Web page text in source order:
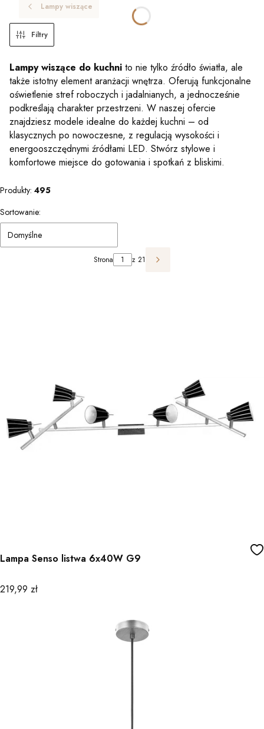
Lampy wiszące
Filtry
Lampy wiszące do kuchni to nie tylko źródło światła, ale
także istotny element aranżacji wnętrza. Oferują funkcjonalne
oświetlenie stref roboczych i jadalnianych, a jednocześnie
podkreślają charakter przestrzeni. W naszej ofercie
znajdziesz modele idealne do każdej kuchni – od
klasycznych po nowoczesne, z regulacją wysokości i
energooszczędnymi źródłami LED. Stwórz stylowe i
komfortowe miejsce do gotowania i spotkań z bliskimi.
Produkty: 495
Lista produktów
Sortowanie:
Domyślne
Strona z 21 Następne produkty
Lampa Senso listwa 6x40W G9
Cena
219,99 zł